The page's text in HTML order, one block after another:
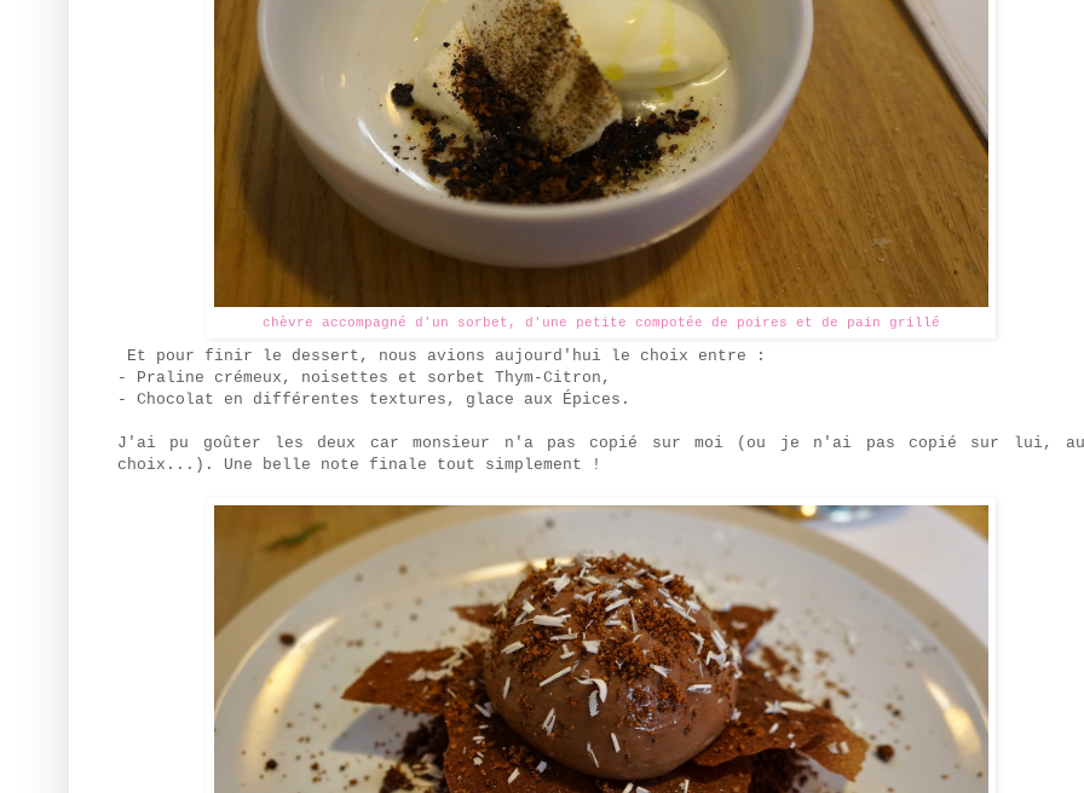
chèvre accompagné d'un sorbet, d'une petite compotée de poires et de pain grillé
Et pour finir le dessert, nous avions aujourd'hui le choix entre :
- Praline crémeux, noisettes et sorbet Thym-Citron,
- Chocolat en différentes textures, glace aux Épices.
J'ai pu goûter les deux car monsieur n'a pas copié sur moi (ou je n'ai pas copié sur lui, au
choix...). Une belle note finale tout simplement !